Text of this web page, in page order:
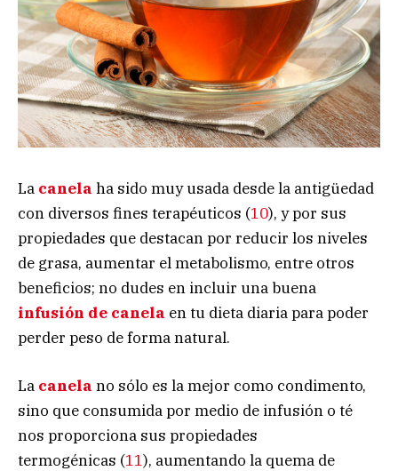
La canela ha sido muy usada desde la antigüedad
con diversos fines terapéuticos (10), y por sus
propiedades que destacan por reducir los niveles
de grasa, aumentar el metabolismo, entre otros
beneficios; no dudes en incluir una buena
infusión de canela en tu dieta diaria para poder
perder peso de forma natural.
La canela no sólo es la mejor como condimento,
sino que consumida por medio de infusión o té
nos proporciona sus propiedades
termogénicas (11), aumentando la quema de